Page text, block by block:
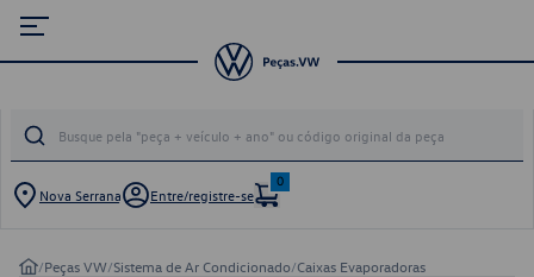
Nova Serrana Entre/registre-se
0
/Peças VW/Sistema de Ar Condicionado/Caixas Evaporadoras